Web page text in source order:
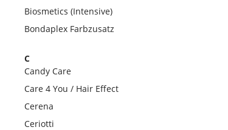
Biosmetics (Intensive)
Bondaplex Farbzusatz
C
Candy Care
Care 4 You / Hair Effect
Cerena
Ceriotti